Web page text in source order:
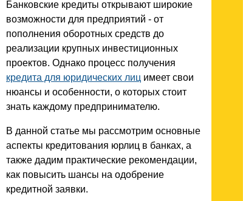
Банковские кредиты открывают широкие
возможности для предприятий - от
пополнения оборотных средств до
реализации крупных инвестиционных
проектов. Однако процесс получения
кредита для юридических лиц имеет свои
нюансы и особенности, о которых стоит
знать каждому предпринимателю.
В данной статье мы рассмотрим основные
аспекты кредитования юрлиц в банках, а
также дадим практические рекомендации,
как повысить шансы на одобрение
кредитной заявки.